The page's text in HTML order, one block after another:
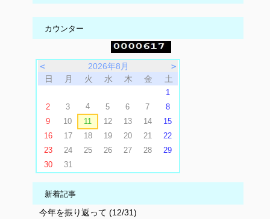
カウンター
＜ 2026年8月
＞
日
月 火 水 木 金 土
1
2
3 4 5 6 7
8
9
10 11 12 13 14
15
16
17 18 19 20 21
22
23
24 25 26 27 28
29
30
31
新着記事
今年を振り返って (12/31)